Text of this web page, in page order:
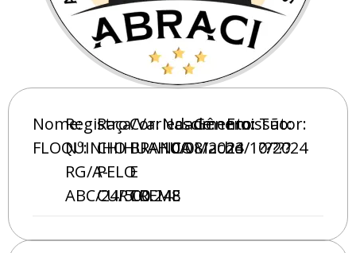
Nome:
FLOQUINHO
Registro
Nº:
RG/A-
ABC/24/500.248
Raça/Variedade:
CHIHUAHUA
PELO
CURTO
Cor:
BRANCO
E
CREME
Nascimento:
10/08/2024
Gênero:
Macho
Emissão:
23/10/2024
Tutor:
?????